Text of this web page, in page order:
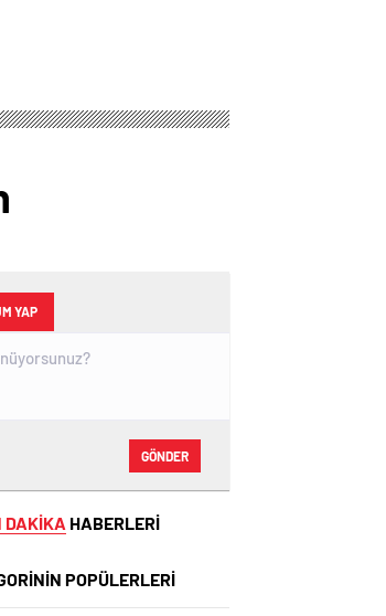
YAP
GÖNDER
DAKİKA HABERLERİ
POPÜLERLERİ